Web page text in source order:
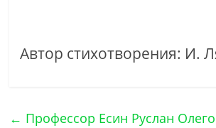
Автор стихотворения: И.
← Профессор Есин Руслан